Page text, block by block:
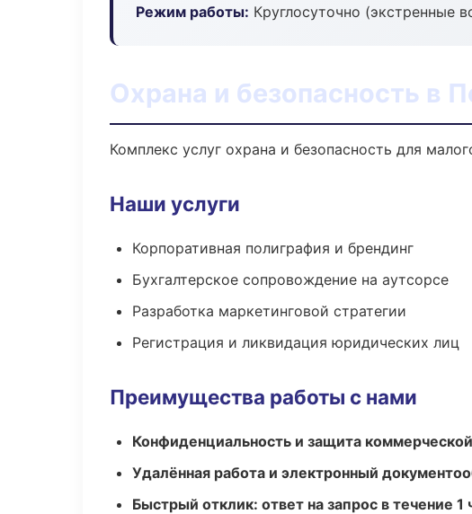
Режим работы: Круглосуточно (экстренные
Охрана и безопасность в
Комплекс услуг охрана и безопасность для
Наши услуги
Корпоративная полиграфия и брендинг
Бухгалтерское сопровождение на аутсорсе
Разработка маркетинговой стратегии
Регистрация и ликвидация юридических лиц
Преимущества работы с нами
Конфиденциальность и защита
Удалённая работа и электронный
Быстрый отклик: ответ на запрос в течение 1